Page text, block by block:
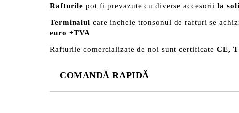
Rafturile pot fi prevazute cu diverse accesoriila
Terminalul care incheie tronsonul de rafturi se
euro +TVA
Rafturile comercializate de noi sunt certificateCE,
COMANDĂ RAPIDĂ